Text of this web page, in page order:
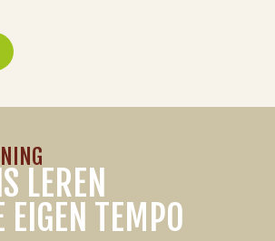
LEREN
EIGEN TEMPO